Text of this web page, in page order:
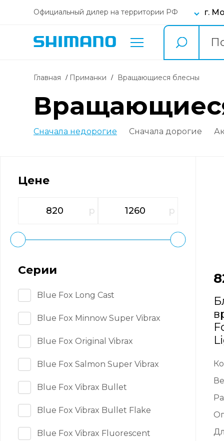
Официальный дилер на территории РФ г.
Главная Приманки вращающиеся блесны
вращающиеся
Сначала недорогие Сначала дорогие
Цене
р р
Серии
Blue Fox Long Cast
Blue Fox Minnow Super Vibrax
Blue Fox Original Vibrax
Blue Fox Salmon Super Vibrax
Blue Fox Vibrax Bullet
Blue Fox Vibrax Bullet Flake
Blue Fox Vibrax Fluorescent